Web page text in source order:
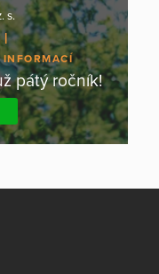
s.
INFORMACÍ
pátý ročník!